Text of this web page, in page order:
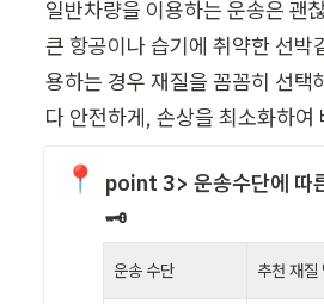
일반차량을 이용하는 운송은 괜
큰 항공이나 습기에 취약한 선박
용하는 경우 재질을 꼼꼼히 선택
다 안전하게, 손상을 최소화하여
📍
point 3> 운송수단에 따
🗝️
운송 수단 추천 재질